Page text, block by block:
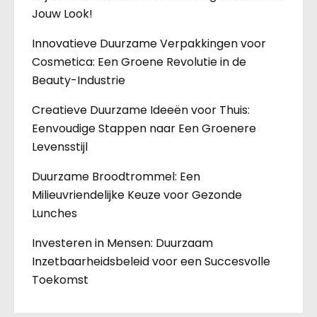
Jouw Look!
Innovatieve Duurzame Verpakkingen voor
Cosmetica: Een Groene Revolutie in de
Beauty-Industrie
Creatieve Duurzame Ideeën voor Thuis:
Eenvoudige Stappen naar Een Groenere
Levensstijl
Duurzame Broodtrommel: Een
Milieuvriendelijke Keuze voor Gezonde
Lunches
Investeren in Mensen: Duurzaam
Inzetbaarheidsbeleid voor een Succesvolle
Toekomst